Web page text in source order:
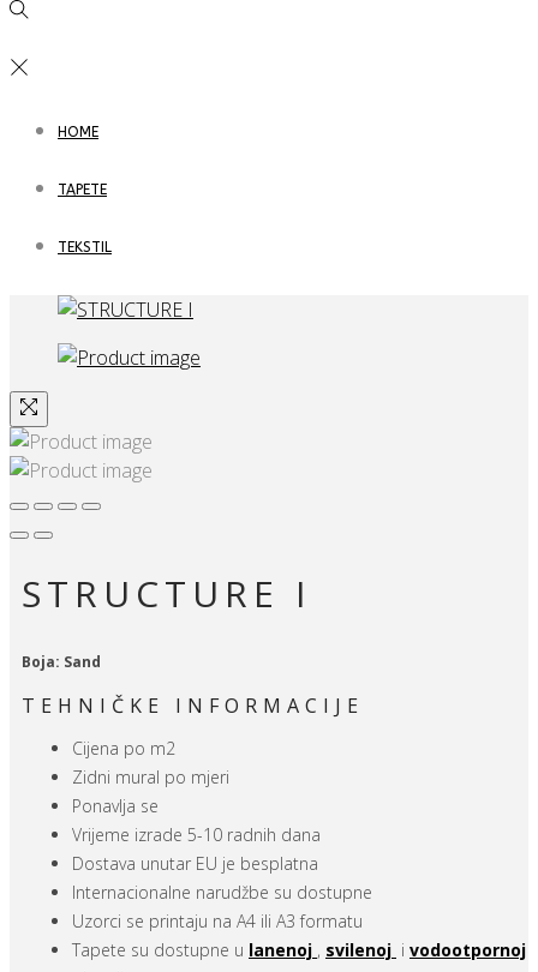
HOME
TAPETE
TEKSTIL
STRUCTURE I
Boja: Sand
TEHNIČKE INFORMACIJE
Cijena po m2
Zidni mural po mjeri
Ponavlja se
Vrijeme izrade 5-10 radnih dana
Dostava unutar EU je besplatna
Internacionalne narudžbe su dostupne
Uzorci se printaju na A4 ili A3 formatu
Tapete su dostupne u lanenoj , svilenoj i vodootpornoj